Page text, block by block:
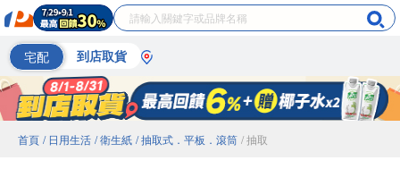
宅配 到店取貨
首頁 / 日用生活 / 衛生紙 / 抽取式．平板．滾筒 / 抽取